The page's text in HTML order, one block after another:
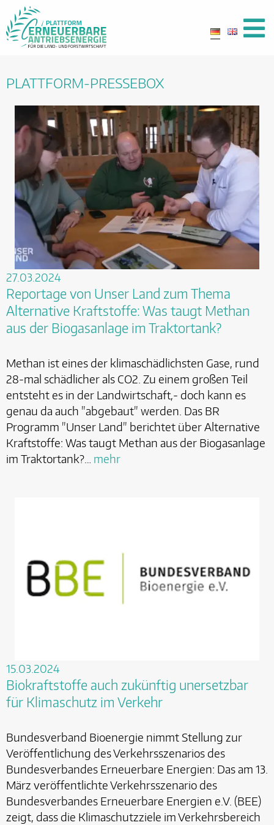
PLATTFORM-PRESSEBOX
27.03.2024
Reportage von Unser Land zum Thema
Alternative Kraftstoffe: Was taugt Methan
aus der Biogasanlage im Traktortank?
Methan ist eines der klimaschädlichsten Gase, rund
28-mal schädlicher als CO2. Zu einem großen Teil
entsteht es in der Landwirtschaft,- doch kann es
genau da auch "abgebaut" werden. Das BR
Programm "Unser Land" berichtet über Alternative
Kraftstoffe: Was taugt Methan aus der Biogasanlage
im Traktortank?… mehr
15.03.2024
Biokraftstoffe auch zukünftig unersetzbar
für Klimaschutz im Verkehr
Bundesverband Bioenergie nimmt Stellung zur
Veröffentlichung des Verkehrsszenarios des
Bundesverbandes Erneuerbare Energien: Das am 13.
März veröffentlichte Verkehrsszenario des
Bundesverbandes Erneuerbare Energien e.V. (BEE)
zeigt, dass die Klimaschutzziele im Verkehrsbereich